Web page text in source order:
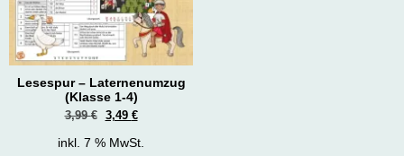
Lesespur – Laternenumzug
(Klasse 1-4)
3,99€ 3,49 €
inkl. 7 % MwSt.